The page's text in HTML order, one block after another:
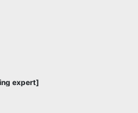
expert]